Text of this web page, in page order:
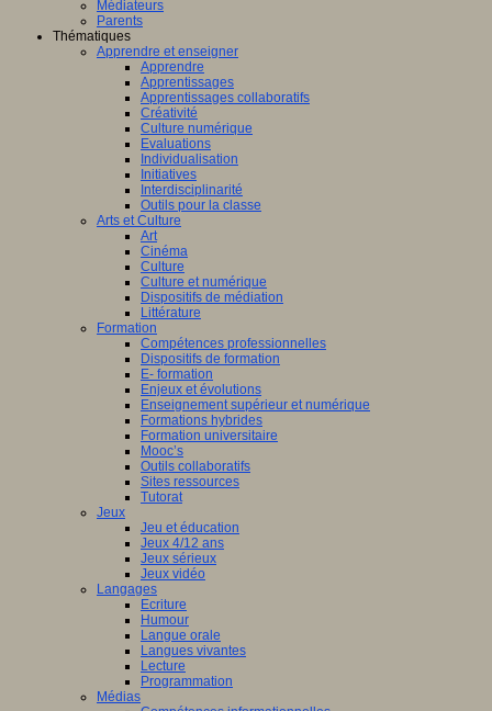
Médiateurs
Parents
Thématiques
Apprendre et enseigner
Apprendre
Apprentissages
Apprentissages collaboratifs
Créativité
Culture numérique
Evaluations
Individualisation
Initiatives
Interdisciplinarité
Outils pour la classe
Arts et Culture
Art
Cinéma
Culture
Culture et numérique
Dispositifs de médiation
Littérature
Formation
Compétences professionnelles
Dispositifs de formation
E- formation
Enjeux et évolutions
Enseignement supérieur et numérique
Formations hybrides
Formation universitaire
Mooc’s
Outils collaboratifs
Sites ressources
Tutorat
Jeux
Jeu et éducation
Jeux 4/12 ans
Jeux sérieux
Jeux vidéo
Langages
Ecriture
Humour
Langue orale
Langues vivantes
Lecture
Programmation
Médias